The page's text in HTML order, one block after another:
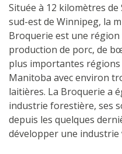
Située à 12 kilomètres
sud-est de Winnipeg, la
Broquerie est une
production de porc, de
plus importantes
Manitoba avec environ
laitières. La Broquerie a
industrie forestière, ses
depuis les quelques
développer une